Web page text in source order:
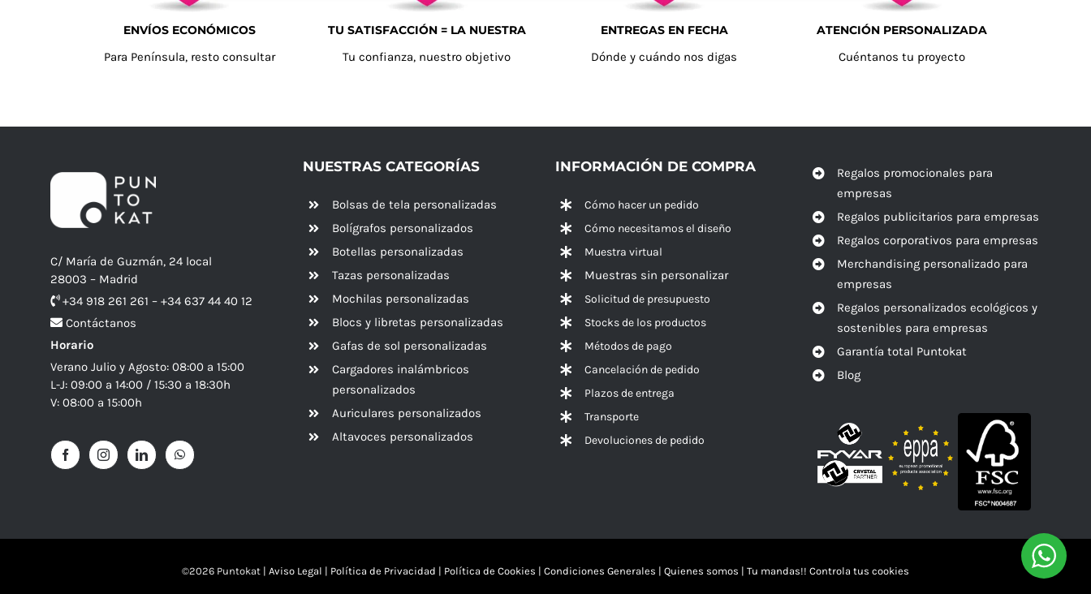
ENVÍOS ECONÓMICOS
Para Península, resto consultar
TU SATISFACCIÓN = LA NUESTRA
Tu confianza, nuestro objetivo
ENTREGAS EN FECHA
Dónde y cuándo nos digas
ATENCIÓN PERSONALIZADA
Cuéntanos tu proyecto
C/ María de Guzmán, 24 local
28003 – Madrid
+34 918 261 261 – +34 637 44 40 12
Contáctanos
Horario
Verano Julio y Agosto: 08:00 a 15:00
L-J: 09:00 a 14:00 / 15:30 a 18:30h
V: 08:00 a 15:00h
NUESTRAS CATEGORÍAS
Bolsas de tela personalizadas
Bolígrafos personalizados
Botellas personalizadas
Tazas personalizadas
Mochilas personalizadas
Blocs y libretas personalizadas
Gafas de sol personalizadas
Cargadores inalámbricos
personalizados
Auriculares personalizados
Altavoces personalizados
INFORMACIÓN DE COMPRA
Cómo hacer un pedido
Cómo necesitamos el diseño
Muestra virtual
Muestras sin personalizar
Solicitud de presupuesto
Stocks de los productos
Métodos de pago
Cancelación de pedido
Plazos de entrega
Transporte
Devoluciones de pedido
Regalos promocionales para
empresas
Regalos publicitarios para empresas
Regalos corporativos para empresas
Merchandising personalizado para
empresas
Regalos personalizados ecológicos y
sostenibles para empresas
Garantía total Puntokat
Blog
©2026 Puntokat | Aviso Legal | Política de Privacidad | Política de Cookies | Condiciones Generales | Quienes somos | Tu mandas!! Controla tus cookies